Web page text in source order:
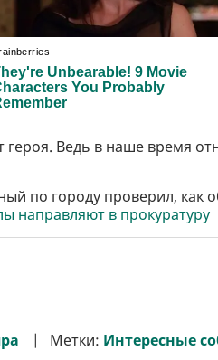
героя. Ведь в наше время
по городу проверил, как
направляют в прокуратуру
Метки: Интересные